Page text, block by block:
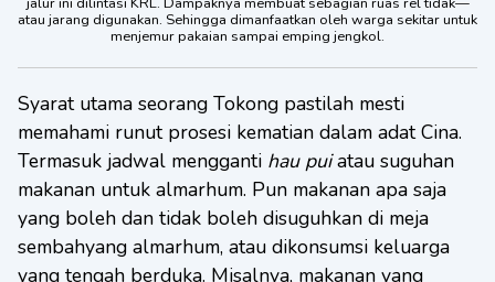
atau jarang digunakan. Sehingga dimanfaatkan oleh warga sekitar untuk
menjemur pakaian sampai emping jengkol.
Syarat utama seorang Tokong pastilah mesti
memahami runut prosesi kematian dalam adat Cina.
Termasuk jadwal mengganti hau puiatau suguhan
makanan untuk almarhum. Pun makanan apa saja
yang boleh dan tidak boleh disuguhkan di meja
sembahyang almarhum, atau dikonsumsi keluarga
yang tengah berduka. Misalnya, makanan yang